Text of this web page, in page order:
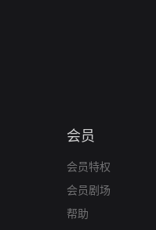
会员
会员特权
会员剧场
帮助